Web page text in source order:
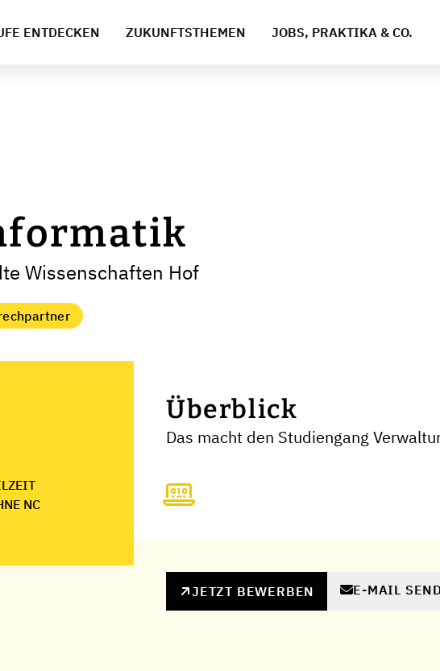
ENTDECKEN ZUKUNFTSTHEMEN JOBS, PRAKTIKA & CO.
Wissenschaften Hof
NC
Überblick
Das macht den Studiengang
JETZT BEWERBEN E-MAIL